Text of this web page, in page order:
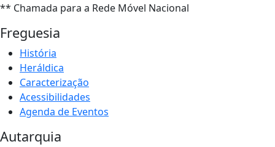
** Chamada para a Rede Móvel Nacional
Freguesia
História
Heráldica
Caracterização
Acessibilidades
Agenda de Eventos
Autarquia